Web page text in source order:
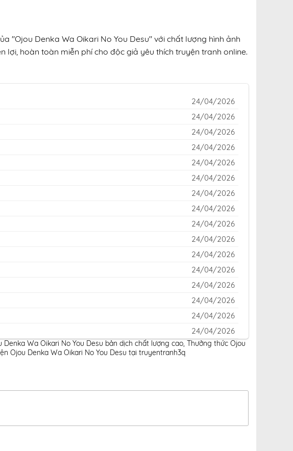
"Ojou Denka Wa Oikari No You Desu" với chất lượng hình ảnh
hoàn toàn miễn phí cho độc giả yêu thích truyện tranh online.
24/04/2026
24/04/2026
24/04/2026
24/04/2026
24/04/2026
24/04/2026
24/04/2026
24/04/2026
24/04/2026
24/04/2026
24/04/2026
24/04/2026
24/04/2026
24/04/2026
24/04/2026
24/04/2026
24/04/2026
24/04/2026
Wa Oikari No You Desu bản dịch chất lượng cao, Thưởng thức Ojou
Ojou Denka Wa Oikari No You Desu tại truyentranh3q